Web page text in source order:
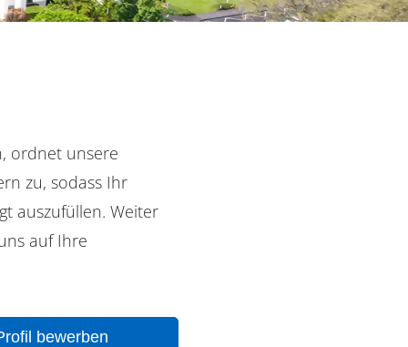
ordnet unsere
zu, sodass Ihr
auszufüllen. Weiter
auf Ihre
bewerben